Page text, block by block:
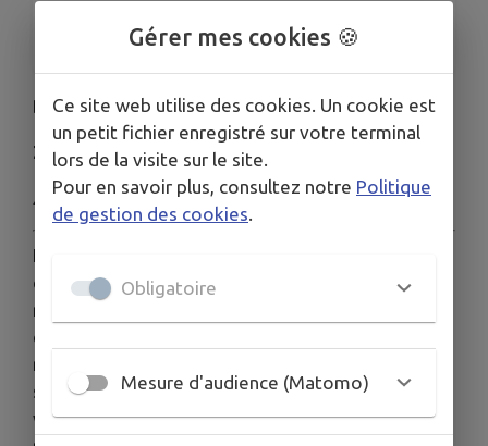
Cinéma REX
Dernière Séance :
Zootopie 2
Animation, famille - 1h48
Les agents de police Judy Hopps et Nick Wilde
doivent suivre la piste sinueuse d’un mystérieux
reptile qui arrive à Zootopie et met la métropole
des mammifères sens dessus dessous. Pour
résoudre l’affaire, Judy et Nick doivent se rendre
sous couverture dans des quartiers inconnus de la
ville. Cette mission va mettre à l’épreuve leur
Gérer mes cookies 🍪
Ce site web utilise des cookies. Un cookie est
un petit fichier enregistré sur votre terminal
lors de la visite sur le site.
Pour en savoir plus, consultez notre Politique
de gestion des cookies
Obligatoire
Mesure d'audience (Matomo)